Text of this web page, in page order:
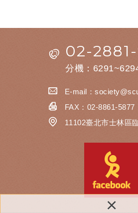
×
02-
分機：
E-mail：
FAX：02-8861-5877
11102臺北市士林區